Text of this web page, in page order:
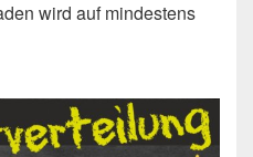
wird auf mindestens